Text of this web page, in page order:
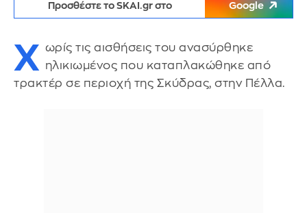
Προσθέστε το SKAI.gr στο Google
Χ ωρίς τις αισθήσεις του ανασύρθηκε
ηλικιωμένος που καταπλακώθηκε από
τρακτέρ σε περιοχή της Σκύδρας, στην Πέλλα.